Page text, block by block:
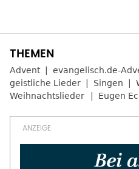
Advent evangelisch.de-
geistliche Lieder
Singen
Weihnachtslieder
Eugen